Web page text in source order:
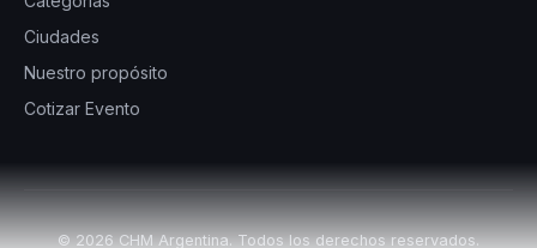
Ciudades
Nuestro propósito
Cotizar Evento
© 2026 CHM Argentina. Todos los derechos reservados.